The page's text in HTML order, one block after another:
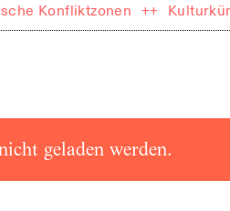
Konfliktzonen ++
geladen werden.